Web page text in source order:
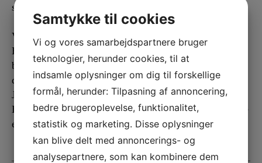
skønhedsklinik addicted
Vi mangler et par gode skønhedsklinikker her i Horsens.
Hvorfor er der ikke nogen der starter det så jeg ikke
behøver at køre hele vejen til København for at få min
drømme behandling.
Jeg ville ønske der var en klinik med så god service som
Beautyart i Jylland men det findes desværre ikke. Måske
en dag det kommer ellers åbner jeg en selv.
Samtykke til cookies
Vi og vores samarbejdspartnere bruger
teknologier, herunder cookies, til at
indsamle oplysninger om dig til forskellige
formål, herunder: Tilpasning af annoncering,
bedre brugeroplevelse, funktionalitet,
statistik og marketing. Disse oplysninger
kan blive delt med annoncerings- og
analysepartnere, som kan kombinere dem